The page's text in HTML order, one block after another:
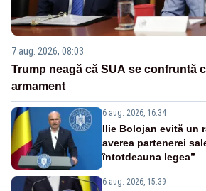
7 aug. 2026, 08:03
Trump neagă că SUA se confruntă
armament
6 aug. 2026, 16:34
Ilie Bolojan evită un
averea partenerei
întotdeauna legea”
6 aug. 2026, 15:39